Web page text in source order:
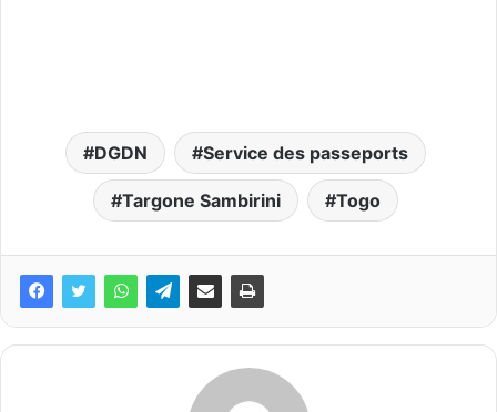
DGDN Service des passeports
Targone Sambirini Togo